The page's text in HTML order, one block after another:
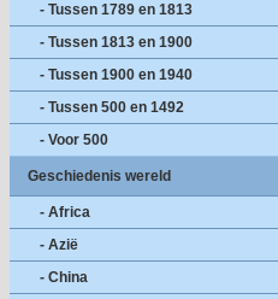
- Tussen 1789 en 1813
- Tussen 1813 en 1900
- Tussen 1900 en 1940
- Tussen 500 en 1492
- Voor 500
Geschiedenis wereld
- Africa
- Azië
- China